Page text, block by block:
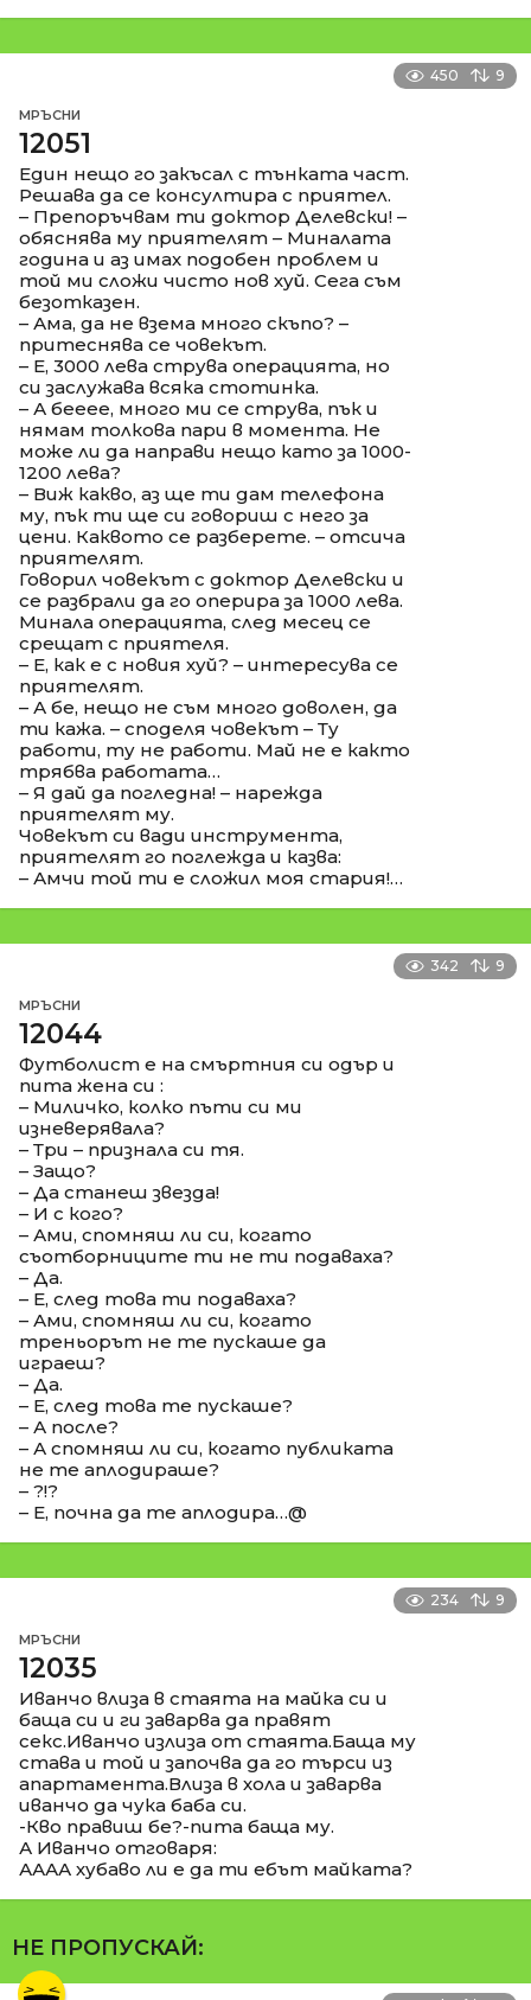
450 9
МРЪСНИ
12051
Един нещо го закъсал с тънката част.
Решава да се консултира с приятел.
– Препоръчвам ти доктор Делевски! –
обяснява му приятелят – Миналата
година и аз имах подобен проблем и
той ми сложи чисто нов хуй. Сега съм
безотказен.
– Ама, да не взема много скъпо? –
притеснява се човекът.
– Е, 3000 лева струва операцията, но
си заслужава всяка стотинка.
– А бееее, много ми се струва, пък и
нямам толкова пари в момента. Не
може ли да направи нещо като за 1000-
1200 лева?
– Виж какво, аз ще ти дам телефона
му, пък ти ще си говориш с него за
цени. Каквото се разберете. – отсича
приятелят.
Говорил човекът с доктор Делевски и
се разбрали да го оперира за 1000 лева.
Минала операцията, след месец се
срещат с приятеля.
– Е, как е с новия хуй? – интересува се
приятелят.
– А бе, нещо не съм много доволен, да
ти кажа. – споделя човекът – Ту
работи, ту не работи. Май не е както
трябва работата…
– Я дай да погледна! – нарежда
приятелят му.
Човекът си вади инструмента,
приятелят го поглежда и казва:
– Амчи той ти е сложил моя стария!…
342 9
МРЪСНИ
12044
Футболист е на смъртния си одър и
пита жена си :
– Миличко, колко пъти си ми
изневерявала?
– Три – признала си тя.
– Защо?
– Да станеш звезда!
– И с кого?
– Ами, спомняш ли си, когато
съотборниците ти не ти подаваха?
– Да.
– Е, след това ти подаваха?
– Ами, спомняш ли си, когато
треньорът не те пускаше да
играеш?
– Да.
– Е, след това те пускаше?
– А после?
– А спомняш ли си, когато публиката
не те аплодираше?
– ?!?
– Е, почна да те аплодира…@
234 9
МРЪСНИ
12035
Иванчо влиза в стаята на майка си и
баща си и ги заварва да правят
секс.Иванчо излиза от стаята.Баща му
става и той и започва да го търси из
апартамента.Влиза в хола и заварва
иванчо да чука баба си.
-Кво правиш бе?-пита баща му.
А Иванчо отговаря:
АААА хубаво ли е да ти ебът майката?
НЕ ПРОПУСКАЙ: